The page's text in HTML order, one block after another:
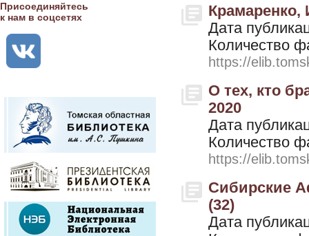
Присоединяйтесь
к нам в соцсетях
Крамаренко,
Дата
Количество
https://
О тех, кто
2020
Дата
Количество
https://
Сибирские
(32)
Дата